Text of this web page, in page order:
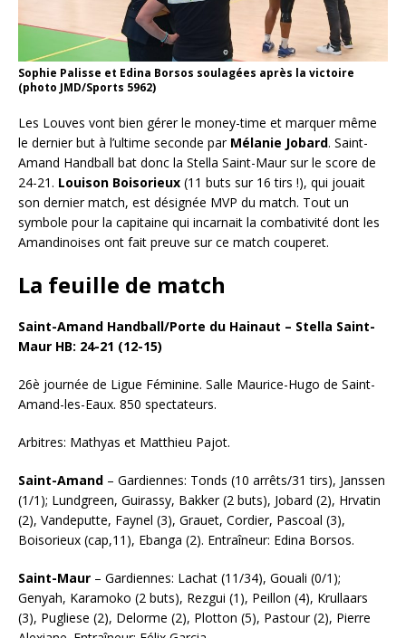
Sophie Palisse et Edina Borsos soulagées après la victoire
(photo JMD/Sports 5962)
Les Louves vont bien gérer le money-time et marquer même
le dernier but à l’ultime seconde par Mélanie Jobard. Saint-
Amand Handball bat donc la Stella Saint-Maur sur le score de
24-21. Louison Boisorieux (11 buts sur 16 tirs !), qui jouait
son dernier match, est désignée MVP du match. Tout un
symbole pour la capitaine qui incarnait la combativité dont les
Amandinoises ont fait preuve sur ce match couperet.
La feuille de match
Saint-Amand Handball/Porte du Hainaut – Stella Saint-
Maur HB: 24-21 (12-15)
26è journée de Ligue Féminine. Salle Maurice-Hugo de Saint-
Amand-les-Eaux. 850 spectateurs.
Arbitres: Mathyas et Matthieu Pajot.
Saint-Amand – Gardiennes: Tonds (10 arrêts/31 tirs), Janssen
(1/1); Lundgreen, Guirassy, Bakker (2 buts), Jobard (2), Hrvatin
(2), Vandeputte, Faynel (3), Grauet, Cordier, Pascoal (3),
Boisorieux (cap,11), Ebanga (2). Entraîneur: Edina Borsos.
Saint-Maur – Gardiennes: Lachat (11/34), Gouali (0/1);
Genyah, Karamoko (2 buts), Rezgui (1), Peillon (4), Krullaars
(3), Pugliese (2), Delorme (2), Plotton (5), Pastour (2), Pierre